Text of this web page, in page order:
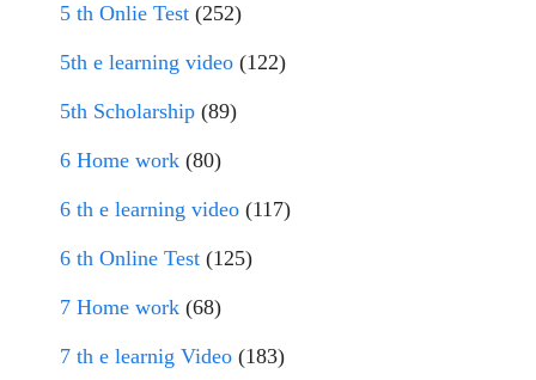
5 th Onlie Test (252)
5th e learning video (122)
5th Scholarship (89)
6 Home work (80)
6 th e learning video (117)
6 th Online Test (125)
7 Home work (68)
7 th e learnig Video (183)